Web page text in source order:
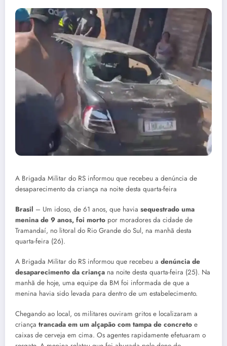
A Brigada Militar do RS informou que recebeu a denúncia de
desaparecimento da criança na noite desta quarta-feira
Brasil – Um idoso, de 61 anos, que havia sequestrado uma
menina de 9 anos, foi morto por moradores da cidade de
Tramandaí, no litoral do Rio Grande do Sul, na manhã desta
quarta-feira (26).
A Brigada Militar do RS informou que recebeu a denúncia de
desaparecimento da criança na noite desta quarta-feira (25). Na
manhã de hoje, uma equipe da BM foi informada de que a
menina havia sido levada para dentro de um estabelecimento.
Chegando ao local, os militares ouviram gritos e localizaram a
criança trancada em um alçapão com tampa de concreto e
caixas de cerveja em cima. Os agentes rapidamente efetuaram o